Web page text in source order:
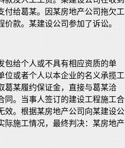
付给葛某。因某房地产公司拖欠工
款。某建设公司参加了诉讼。
包给个人或不具有相应资质的单
位或者个人以本企业的名义承揽工
葛某履约保证金，直接与葛某洽
同。当事人签订的建设工程施工合
效。根据某房地产公司向某建设公
际施工情况，最终判决：某房地产